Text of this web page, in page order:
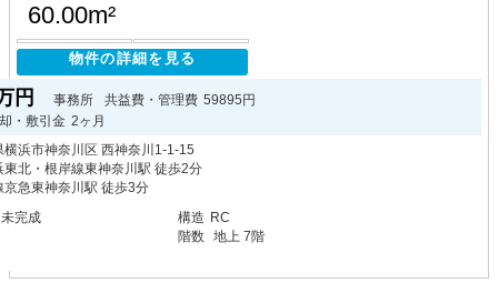
60.00m²
物件の詳細を見る
円 事務所 共益費・管理費 59895円
・敷引金 2ヶ月
横浜市神奈川区 西神奈川1-1-15
東北・根岸線東神奈川駅 徒歩2分
京急東神奈川駅 徒歩3分
完成
構造 RC
階数 地上 7階